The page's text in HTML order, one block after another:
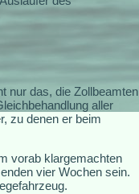
nur das, die Zollbeamten
aller
zu denen er beim
vorab klargemachten
vier Wochen sein.